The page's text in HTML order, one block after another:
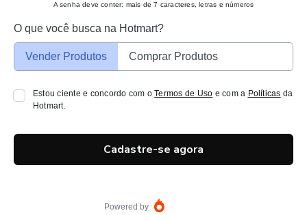
A senha deve conter: mais de 7 caracteres, letras e números
O que você busca na Hotmart?
Vender Produtos Comprar Produtos
Estou ciente e concordo com oTermos de Uso e com a Políticas da
Hotmart.
Cadastre-se agora
Powered by